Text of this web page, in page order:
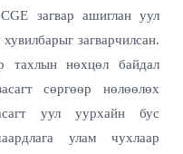
загвар ашиглан уул
загварчилсан.
тахлын нөхцөл байдал
сөргөөр нөлөөлөх
уул уурхайн бус
улам чухлаар